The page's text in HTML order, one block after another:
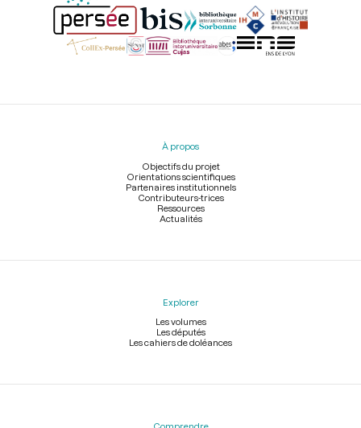
Menu
À propos
Objectifs du projet
Orientations scientifiques
Partenaires institutionnels
Contributeurs-trices
Ressources
Actualités
Explorer
Les volumes
Les députés
Les cahiers de doléances
Comprendre